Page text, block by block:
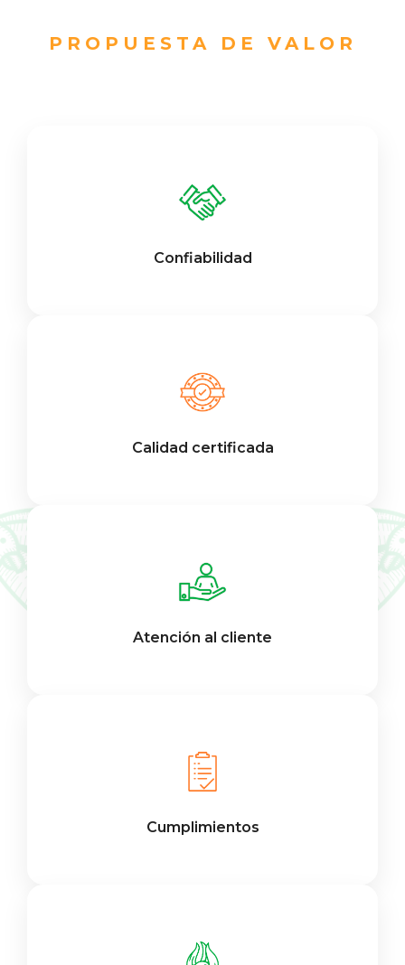
PROPUESTA DE VALOR
Confiabilidad
Calidad certificada
Atención al cliente
Cumplimientos